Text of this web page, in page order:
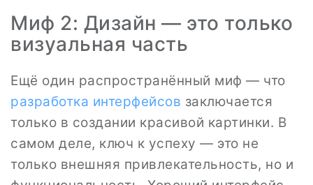
Миф 2: Дизайн — это только
визуальная часть
Ещё один распространённый миф — что
разработка интерфейсов заключается
только в создании красивой картинки. В
самом деле, ключ к успеху — это не
только внешняя привлекательность, но и